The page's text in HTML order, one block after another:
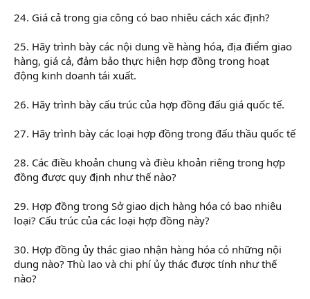
24. Giá cả trong gia công có bao nhiêu cách xác định?
25. Hãy trình bày các nội dung về hàng hóa, địa điểm giao
hàng, giá cả, đảm bảo thực hiện hợp đồng trong hoạt
động kinh doanh tái xuất.
26. Hãy trình bày cấu trúc của hợp đồng đấu giá quốc tế.
27. Hãy trình bày các loại hợp đồng trong đấu thầu quốc tế
28. Các điều khoản chung và đièu khoản riêng trong hợp
đồng được quy định như thế nào?
29. Hợp đồng trong Sở giao dịch hàng hóa có bao nhiêu
loại? Cấu trúc của các loại hợp đồng này?
30. Hợp đồng ủy thác giao nhận hàng hóa có những nội
dung nào? Thù lao và chi phí ủy thác được tính như thế
nào?